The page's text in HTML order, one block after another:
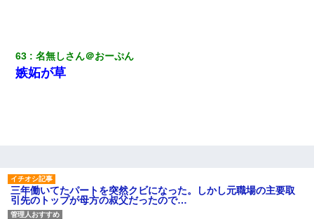
63 名無しさん＠おーぷん
嫉妬が草
三年働いてたパートを突然クビになった。しかし元職場の主要取
引先のトップが母方の叔父だったので…